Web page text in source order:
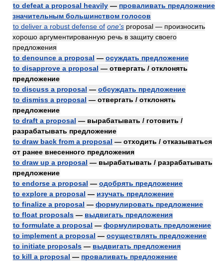
to defeat a proposal heavily — проваливать предложение
значительным большинством голосов
to deliver a robust defense of one's proposal — произносить
хорошо аргументированную речь в защиту своего
предложения
to denounce a proposal — осуждать предложение
to disapprove a proposal — отвергать / отклонять
предложение
to discuss a proposal — обсуждать предложение
to dismiss a proposal — отвергать / отклонять
предложение
to draft a proposal — вырабатывать / готовить /
разрабатывать предложение
to draw back from a proposal — отходить / отказываться
от ранее внесенного предложения
to draw up a proposal — вырабатывать / разрабатывать
предложение
to endorse a proposal — одобрять предложение
to explore a proposal — изучать предложение
to finalize a proposal — формулировать предложение
to float proposals — выдвигать предложения
to formulate a proposal — формулировать предложение
to implement a proposal — осуществлять предложение
to initiate proposals — выдвигать предложения
to kill a proposal — проваливать предложение